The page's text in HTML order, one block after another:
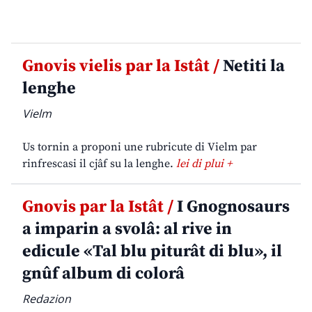
Gnovis vielis par la Istât /Netiti la
lenghe
Vielm
Us tornin a proponi une rubricute di Vielm par
rinfrescasi il cjâf su la lenghe. lei di plui +
Gnovis par la Istât /I Gnognosaurs
a imparin a svolâ: al rive in
edicule «Tal blu piturât di blu», il
gnûf album di colorâ
Redazion